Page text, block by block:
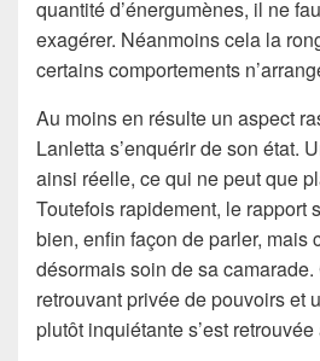
quantité d’énergumènes, il ne
exagérer. Néanmoins cela la
certains comportements
Au moins en résulte un aspect
Lanletta s’enquérir de son état.
ainsi réelle, ce qui ne peut que
Toutefois rapidement, le rapport
bien, enfin façon de parler, mais
désormais soin de sa
retrouvant privée de pouvoirs et
plutôt inquiétante s’est retrouvée